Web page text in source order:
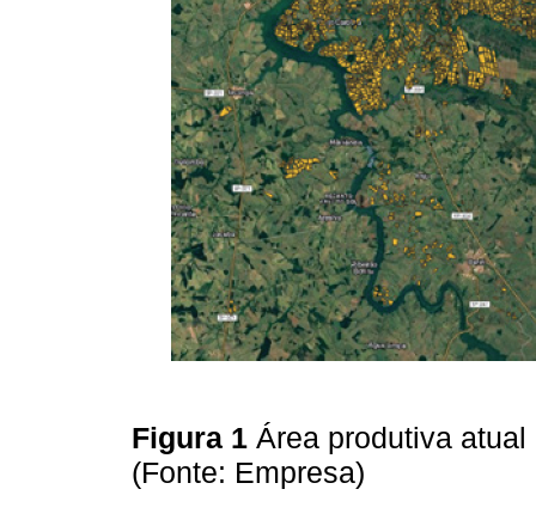
Figura 1 Área produtiva
(Fonte: Empresa)